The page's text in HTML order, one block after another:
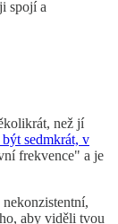
spojí a
než jí
sedmkrát, v
frekvence" a je
aby viděli tvou